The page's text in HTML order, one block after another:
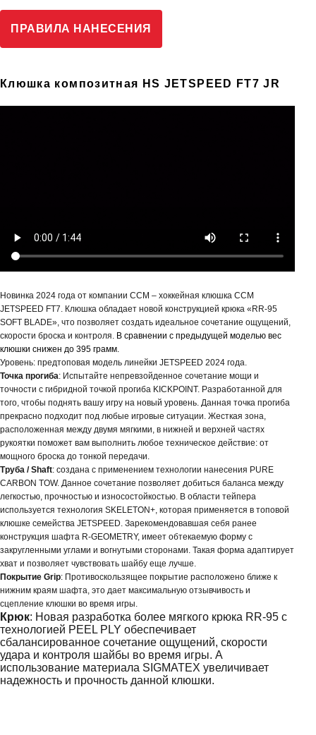
ПРАВИЛА НАНЕСЕНИЯ
Клюшка композитная HS JETSPEED FT7 JR
Новинка 2024 года от компании CCM – хоккейная клюшка CCM
JETSPEED FT7. Клюшка обладает новой конструкцией крюка «RR-95
SOFT BLADE», что позволяет создать идеальное сочетание ощущений,
скорости броска и контроля. В сравнении с предыдущей моделью вес
клюшки снижен до 395 грамм.
Уровень: предтоповая модель линейки JETSPEED 2024 года.
Точка прогиба: Испытайте непревзойденное сочетание мощи и
точности с гибридной точкой прогиба KICKPOINT. Разработанной для
того, чтобы поднять вашу игру на новый уровень. Данная точка прогиба
прекрасно подходит под любые игровые ситуации. Жесткая зона,
расположенная между двумя мягкими, в нижней и верхней частях
рукоятки поможет вам выполнить любое техническое действие: от
мощного броска до тонкой передачи.
Труба / Shaft: создана с применением технологии нанесения PURE
CARBON TOW. Данное сочетание позволяет добиться баланса между
легкостью, прочностью и износостойкостью. В области тейпера
используется технология SKELETON+, которая применяется в топовой
клюшке семейства JETSPEED. Зарекомендовавшая себя ранее
конструкция шафта R-GEOMETRY, имеет обтекаемую форму с
закругленными углами и вогнутыми сторонами. Такая форма адаптирует
хват и позволяет чувствовать шайбу еще лучше.
Покрытие Grip: Противоскользящее покрытие расположено ближе к
нижним краям шафта, это дает максимальную отзывчивость и
сцепление клюшки во время игры.
Крюк: Новая разработка более мягкого крюка RR-95 с
технологией PEEL PLY обеспечивает
сбалансированное сочетание ощущений, скорости
удара и контроля шайбы во время игры. А
использование материала SIGMATEX увеличивает
надежность и прочность данной клюшки.